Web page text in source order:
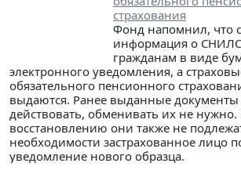
страхования
Фонд напомнил, что
информация о СНИЛС
гражданам в виде
электронного уведомления, а
обязательного пенсионного
выдаются. Ранее выданные
действовать, обменивать их не
восстановлению они также не
необходимости застрахованное лицо
уведомление нового образца.